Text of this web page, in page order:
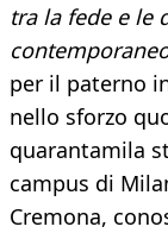
tra la fede e le
per il paterno
nello sforzo
quarantamila
campus di
Cremona,